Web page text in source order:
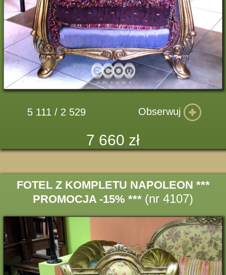
5 111 / 2 529 Obserwuj
7 660 zł
FOTEL Z KOMPLETU NAPOLEON ***
PROMOCJA -15% *** (nr 4107)